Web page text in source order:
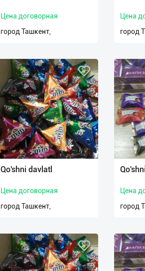
Цена договорная
город Ташкент,
Цена
город
Qo'shni davlatl
Цена договорная
город Ташкент,
Цена
город